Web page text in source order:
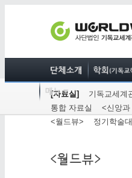
[자료실]
기독교세계
통합 자료실
<신앙과
<월드뷰>
정기학술